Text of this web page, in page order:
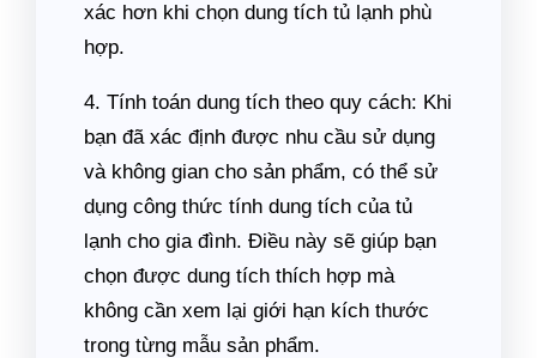
xác hơn khi chọn dung tích tủ lạnh phù
hợp.
4. Tính toán dung tích theo quy cách: Khi
bạn đã xác định được nhu cầu sử dụng
và không gian cho sản phẩm, có thể sử
dụng công thức tính dung tích của tủ
lạnh cho gia đình. Điều này sẽ giúp bạn
chọn được dung tích thích hợp mà
không cần xem lại giới hạn kích thước
trong từng mẫu sản phẩm.